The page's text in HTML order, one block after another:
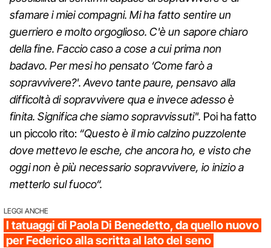
sfamare i miei compagni. Mi ha fatto sentire un
guerriero e molto orgoglioso. C'è un sapore chiaro
della fine. Faccio caso a cose a cui prima non
badavo. Per mesi ho pensato ‘Come farò a
sopravvivere?'. Avevo tante paure, pensavo alla
difficoltà di sopravvivere qua e invece adesso è
finita. Significa che siamo sopravvissuti". Poi ha fatto
un piccolo rito: “Questo è il mio calzino puzzolente
dove mettevo le esche, che ancora ho, e visto che
oggi non è più necessario sopravvivere, io inizio a
metterlo sul fuoco“.
LEGGI ANCHE
I tatuaggi di Paola Di Benedetto, da quello nuovo
per Federico alla scritta al lato del seno